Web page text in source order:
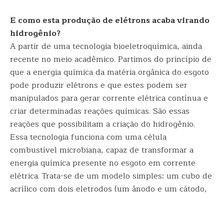
E como esta produção de elétrons acaba virando
hidrogênio?
A partir de uma tecnologia bioeletroquímica, ainda
recente no meio acadêmico. Partimos do princípio de
que a energia química da matéria orgânica do esgoto
pode produzir elétrons e que estes podem ser
manipulados para gerar corrente elétrica contínua e
criar determinadas reações químicas. São essas
reações que possibilitam a criação do hidrogênio.
Essa tecnologia funciona com uma célula
combustível microbiana, capaz de transformar a
energia química presente no esgoto em corrente
elétrica. Trata-se de um modelo simples: um cubo de
acrílico com dois eletrodos (um ânodo e um cátodo,